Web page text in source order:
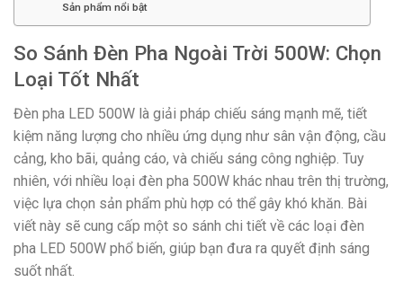
Sản phẩm nổi bật
So Sánh Đèn Pha Ngoài Trời 500W: Chọn
Loại Tốt Nhất
Đèn pha LED 500W là giải pháp chiếu sáng mạnh mẽ, tiết
kiệm năng lượng cho nhiều ứng dụng như sân vận động, cầu
cảng, kho bãi, quảng cáo, và chiếu sáng công nghiệp. Tuy
nhiên, với nhiều loại đèn pha 500W khác nhau trên thị trường,
việc lựa chọn sản phẩm phù hợp có thể gây khó khăn. Bài
viết này sẽ cung cấp một so sánh chi tiết về các loại đèn
pha LED 500W phổ biến, giúp bạn đưa ra quyết định sáng
suốt nhất.